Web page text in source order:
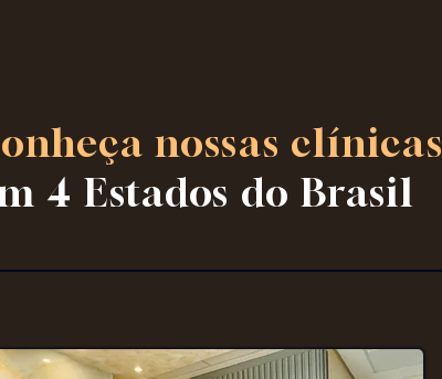
nossas clínicas
4 Estados do Brasil